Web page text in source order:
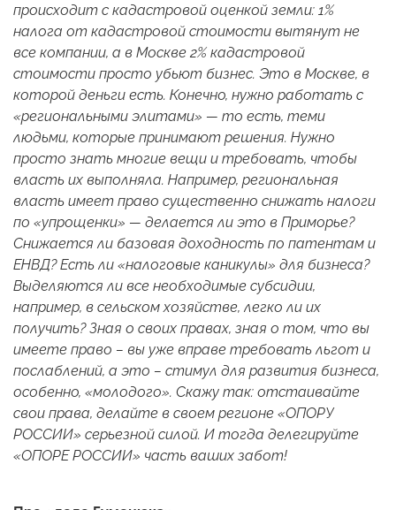
происходит с кадастровой оценкой земли: 1%
налога от кадастровой стоимости вытянут не
все компании, а в Москве 2% кадастровой
стоимости просто убьют бизнес. Это в Москве, в
которой деньги есть. Конечно, нужно работать с
«региональными элитами» — то есть, теми
людьми, которые принимают решения. Нужно
просто знать многие вещи и требовать, чтобы
власть их выполняла. Например, региональная
власть имеет право существенно снижать налоги
по «упрощенки» — делается ли это в Приморье?
Снижается ли базовая доходность по патентам и
ЕНВД? Есть ли «налоговые каникулы» для бизнеса?
Выделяются ли все необходимые субсидии,
например, в сельском хозяйстве, легко ли их
получить? Зная о своих правах, зная о том, что вы
имеете право – вы уже вправе требовать льгот и
послаблений, а это – стимул для развития бизнеса,
особенно, «молодого». Скажу так: отстаивайте
свои права, делайте в своем регионе «ОПОРУ
РОССИИ» серьезной силой. И тогда делегируйте
«ОПОРЕ РОССИИ» часть ваших забот!